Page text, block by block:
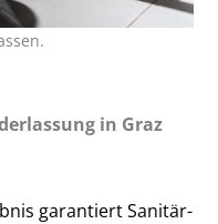
in Graz
garantiert Sanitär-